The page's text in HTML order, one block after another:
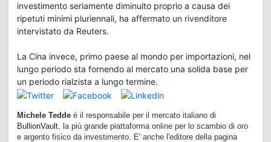
investimento seriamente diminuito proprio a causa dei
ripetuti minimi pluriennali, ha affermato un rivenditore
intervistato da Reuters.
La Cina invece, primo paese al mondo per importazioni, nel
lungo periodo sta fornendo al mercato una solida base per
un periodo rialzista a lungo termine.
Michele Tedde è il responsabile per il mercato italiano di
BullionVault , la più grande piattaforma online per lo scambio di oro
e argento fisico da investimento. E' anche l'editore della pagina